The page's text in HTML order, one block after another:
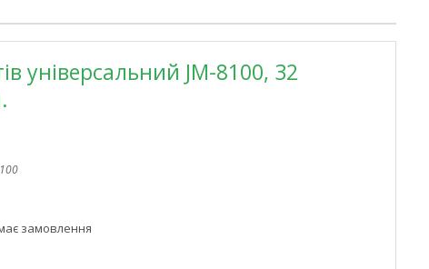
універсальний JM-8100, 32
замовлення